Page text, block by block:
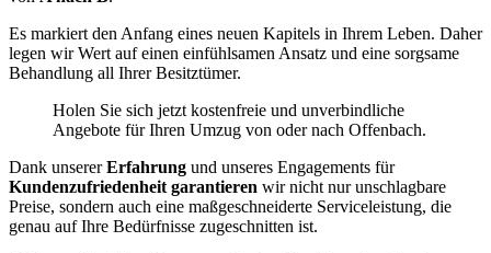
Es markiert den Anfang eines neuen Kapitels in Ihrem Leben. Daher
legen wir Wert auf einen einfühlsamen Ansatz und eine sorgsame
Behandlung all Ihrer Besitztümer.
Holen Sie sich jetzt kostenfreie und unverbindliche
Angebote für Ihren Umzug von oder nach Offenbach.
Dank unsererErfahrung und unseres Engagements für
Kundenzufriedenheit garantieren wir nicht nur unschlagbare
Preise, sondern auch eine maßgeschneiderte Serviceleistung, die
genau auf Ihre Bedürfnisse zugeschnitten ist.